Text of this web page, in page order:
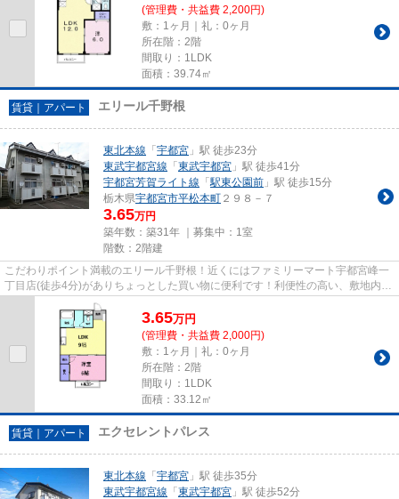
(管理費・共益費 2,200円)
敷：1ヶ月｜礼：0ヶ月
所在階：2階
間取り：1LDK
面積：39.74㎡
賃貸｜アパート エリール千野根
東北本線 「 宇都宮 」駅 徒歩23分
東武宇都宮線 「 東武宇都宮 」駅 徒歩41分
宇都宮芳賀ライト線 「駅東公園前 」駅 徒歩15分
栃木県宇都宮市平松本町 ２９８－７
3.65万円
築年数：築31年 ｜募集中： 1室
階数：2階建
こだわりポイント満載のエリール千野根！近くにはファミリーマート宇都宮峰一
丁目店(徒歩4分)がありちょっとした買い物に便利です！利便性の高い、敷地内ゴ
ミ置き場が付いています！最...
3.65万円
(管理費・共益費 2,000円)
敷：1ヶ月｜礼：0ヶ月
所在階：2階
間取り：1LDK
面積：33.12㎡
賃貸｜アパート エクセレントパレス
東北本線 「 宇都宮 」駅 徒歩35分
東武宇都宮線 「 東武宇都宮 」駅 徒歩52分